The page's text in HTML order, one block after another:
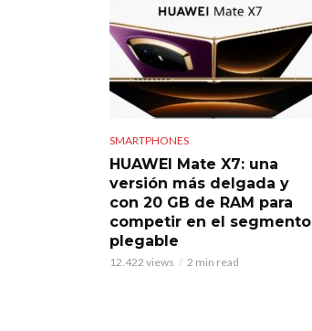
SMARTPHONES
HUAWEI Mate X7: una
versión más delgada y
con 20 GB de RAM para
competir en el segmento
plegable
12.422 views 2 min read